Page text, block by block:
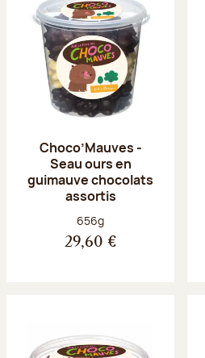
Choco’Mauves -
Seau ours en
guimauve chocolats
assortis
Poids net :
656g
29,60 €